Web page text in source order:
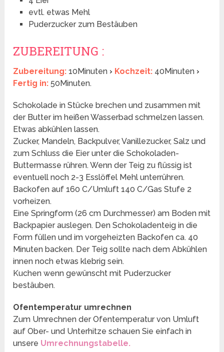
evtl. etwas Mehl
Puderzucker zum Bestäuben
ZUBEREITUNG :
Zubereitung: 10Minuten › Kochzeit: 40Minuten ›
Fertig in:50Minuten.
Schokolade in Stücke brechen und zusammen mit
der Butter im heißen Wasserbad schmelzen lassen.
Etwas abkühlen lassen.
Zucker, Mandeln, Backpulver, Vanillezucker, Salz und
zum Schluss die Eier unter die Schokoladen-
Buttermasse rühren. Wenn der Teig zu flüssig ist
eventuell noch 2-3 Esslöffel Mehl unterrühren.
Backofen auf 160 C/Umluft 140 C/Gas Stufe 2
vorheizen.
Eine Springform (26 cm Durchmesser) am Boden mit
Backpapier auslegen. Den Schokoladenteig in die
Form füllen und im vorgeheizten Backofen ca. 40
Minuten backen. Der Teig sollte nach dem Abkühlen
innen noch etwas klebrig sein.
Kuchen wenn gewünscht mit Puderzucker
bestäuben.
Ofentemperatur umrechnen
Zum Umrechnen der Ofentemperatur von Umluft
auf Ober- und Unterhitze schauen Sie einfach in
unsere Umrechnungstabelle.